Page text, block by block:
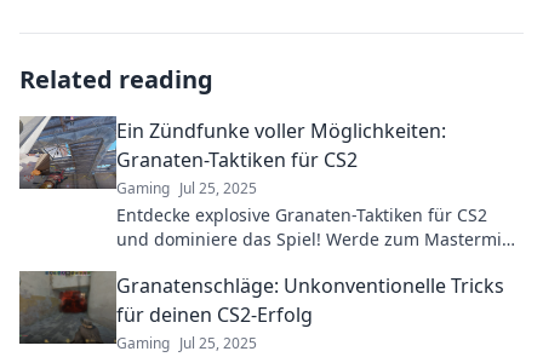
Related reading
Ein Zündfunke voller Möglichkeiten:
Granaten-Taktiken für CS2
Gaming Jul 25, 2025
Entdecke explosive Granaten-Taktiken für CS2
und dominiere das Spiel! Werde zum Mastermind
Granatenschläge: Unkonventionelle Tricks
für deinen CS2-Erfolg
Gaming Jul 25, 2025